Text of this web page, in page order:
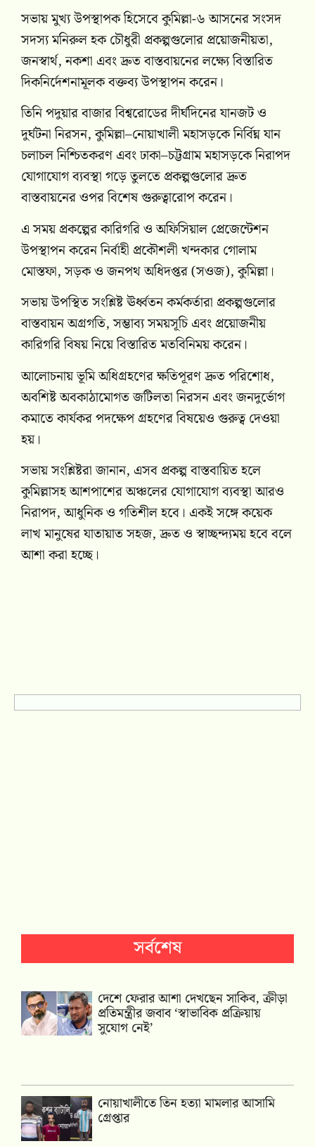
সভায় মুখ্য উপস্থাপক হিসেবে কুমিল্লা-৬ আসনের সংসদ
সদস্য মনিরুল হক চৌধুরী প্রকল্পগুলোর প্রয়োজনীয়তা,
জনস্বার্থ, নকশা এবং দ্রুত বাস্তবায়নের লক্ষ্যে বিস্তারিত
দিকনির্দেশনামূলক বক্তব্য উপস্থাপন করেন।
তিনি পদুয়ার বাজার বিশ্বরোডের দীর্ঘদিনের যানজট ও
দুর্ঘটনা নিরসন, কুমিল্লা–নোয়াখালী মহাসড়কে নির্বিঘ্ন যান
চলাচল নিশ্চিতকরণ এবং ঢাকা–চট্টগ্রাম মহাসড়কে নিরাপদ
যোগাযোগ ব্যবস্থা গড়ে তুলতে প্রকল্পগুলোর দ্রুত
বাস্তবায়নের ওপর বিশেষ গুরুত্বারোপ করেন।
এ সময় প্রকল্পের কারিগরি ও অফিসিয়াল প্রেজেন্টেশন
উপস্থাপন করেন নির্বাহী প্রকৌশলী খন্দকার গোলাম
মোস্তফা, সড়ক ও জনপথ অধিদপ্তর (সওজ), কুমিল্লা।
সভায় উপস্থিত সংশ্লিষ্ট ঊর্ধ্বতন কর্মকর্তারা প্রকল্পগুলোর
বাস্তবায়ন অগ্রগতি, সম্ভাব্য সময়সূচি এবং প্রয়োজনীয়
কারিগরি বিষয় নিয়ে বিস্তারিত মতবিনিময় করেন।
আলোচনায় ভূমি অধিগ্রহণের ক্ষতিপূরণ দ্রুত পরিশোধ,
অবশিষ্ট অবকাঠামোগত জটিলতা নিরসন এবং জনদুর্ভোগ
কমাতে কার্যকর পদক্ষেপ গ্রহণের বিষয়েও গুরুত্ব দেওয়া
হয়।
সভায় সংশ্লিষ্টরা জানান, এসব প্রকল্প বাস্তবায়িত হলে
কুমিল্লাসহ আশপাশের অঞ্চলের যোগাযোগ ব্যবস্থা আরও
নিরাপদ, আধুনিক ও গতিশীল হবে। একই সঙ্গে কয়েক
লাখ মানুষের যাতায়াত সহজ, দ্রুত ও স্বাচ্ছন্দ্যময় হবে বলে
আশা করা হচ্ছে।
সর্বশেষ
দেশে ফেরার আশা দেখছেন সাকিব, ক্রীড়া
প্রতিমন্ত্রীর জবাব ‘স্বাভাবিক প্রক্রিয়ায়
সুযোগ নেই’
নোয়াখালীতে তিন হত্যা মামলার আসামি
গ্রেপ্তার